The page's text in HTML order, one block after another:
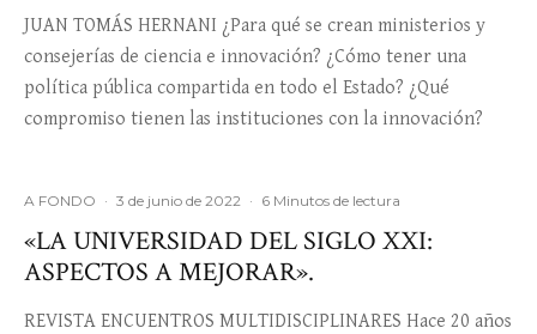
JUAN TOMÁS HERNANI ¿Para qué se crean ministerios y
consejerías de ciencia e innovación? ¿Cómo tener una
política pública compartida en todo el Estado? ¿Qué
compromiso tienen las instituciones con la innovación?
A FONDO · 3 de junio de 2022 · 6 Minutos de lectura
«LA UNIVERSIDAD DEL SIGLO XXI:
ASPECTOS A MEJORAR».
REVISTA ENCUENTROS MULTIDISCIPLINARES Hace 20 años